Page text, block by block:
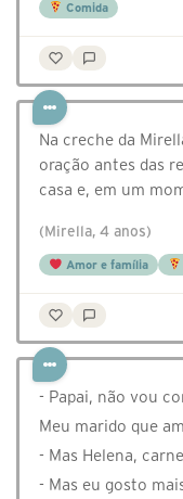
Comida
Na creche da
oração antes das
casa e, em um
(Mirella, 4 anos)
Amor e família
- Papai, não vou
Meu marido que
- Mas Helena,
- Mas eu gosto